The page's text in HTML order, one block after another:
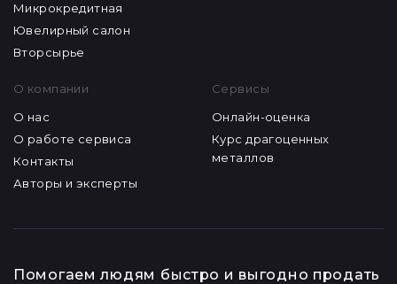
Микрокредитная
Ювелирный салон
Вторсырье
О компании
О нас
О работе сервиса
Контакты
Авторы и эксперты
Сервисы
Онлайн-оценка
Курс драгоценных
металлов
Помогаем людям быстро и выгодно продать